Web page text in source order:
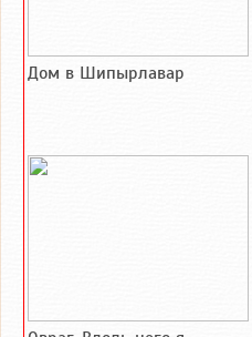
Дом в Шипырлавар